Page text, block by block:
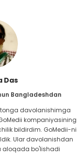
Das
Bangladeshdan
davolanishimga
kompaniyasining
bildirdim. GoMedii-ni
Ular davolanishdan
aloqada bo'lishadi